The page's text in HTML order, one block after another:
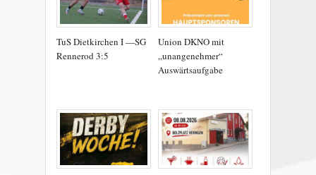
TuS Dietkirchen I —SG
Rennerod 3:5
Union DKNO mit
„unangenehmer“
Auswärtsaufgabe